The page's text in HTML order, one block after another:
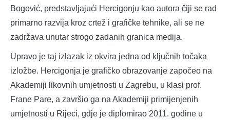
Bogović, predstavljajući Hercigonju kao autora čiji se rad
primarno razvija kroz crtež i grafičke tehnike, ali se ne
zadržava unutar strogo zadanih granica medija.
Upravo je taj izlazak iz okvira jedna od ključnih točaka
izložbe. Hercigonja je grafičko obrazovanje započeo na
Akademiji likovnih umjetnosti u Zagrebu, u klasi prof.
Frane Pare, a završio ga na Akademiji primijenjenih
umjetnosti u Rijeci, gdje je diplomirao 2011. godine u